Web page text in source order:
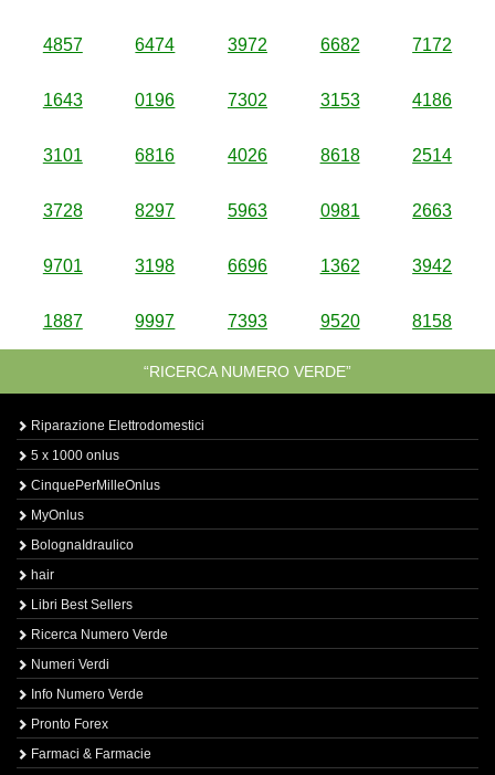
4857 6474 3972 6682 7172
1643 0196 7302 3153 4186
3101 6816 4026 8618 2514
3728 8297 5963 0981 2663
9701 3198 6696 1362 3942
1887 9997 7393 9520 8158
“RICERCA NUMERO VERDE”
Riparazione Elettrodomestici
5 x 1000 onlus
CinquePerMilleOnlus
MyOnlus
BolognaIdraulico
hair
Libri Best Sellers
Ricerca Numero Verde
Numeri Verdi
Info Numero Verde
Pronto Forex
Farmaci & Farmacie